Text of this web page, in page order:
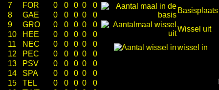
7
FOR 0 0 0 0
0
8
GAE 0 0 0 0
0
9
GRO 0 0 0 0
0
10
HEE 0 0 0 0
0
11
NEC 0 0 0 0
0
12
PEC 0 0 0 0
0
13
PSV 0 0 0 0
0
14
SPA 0 0 0 0
0
15
TEL 0 0 0 0
0
Basisplaats
Wissel uit
wissel in